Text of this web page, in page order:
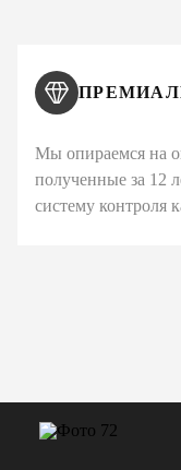
Мы опираемся на
полученные за 12
систему контроля